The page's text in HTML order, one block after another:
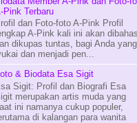
Pink Terbaru
dan Foto-foto A-Pink Profil
A-Pink kali ini akan dibahas
dikupas tuntas, bagi Anda yang
dan menjadi pen...
& Biodata Esa Sigit
Sigit: Profil dan Biografi Esa
merupakan artis muda yang
ini namanya cukup populer,
di kalangan para wanita